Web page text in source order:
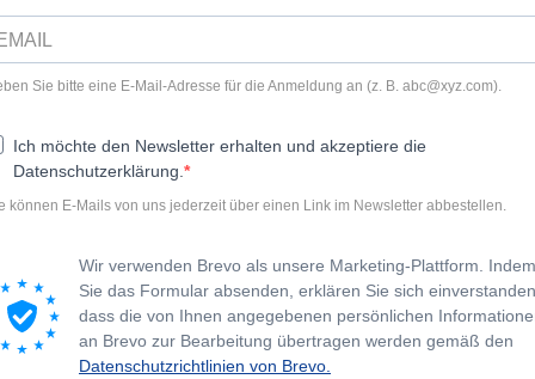
Sie bitte eine E-Mail-Adresse für die Anmeldung an (z. B. abc@xyz.com).
Ich möchte den Newsletter erhalten und akzeptiere die
Datenschutzerklärung.
können E-Mails von uns jederzeit über einen Link im Newsletter abbestellen.
Wir verwenden Brevo als unsere Marketing-Plattform. Indem
Sie das Formular absenden, erklären Sie sich
dass die von Ihnen angegebenen persönlichen
an Brevo zur Bearbeitung übertragen werden gemäß den
Datenschutzrichtlinien von Brevo.